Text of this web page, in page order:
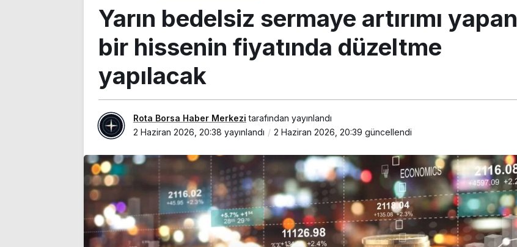
Yarın bedelsiz sermaye artırımı yapan
bir hissenin fiyatında düzeltme
yapılacak
Rota Borsa Haber Merkezi tarafından yayınlandı
2 Haziran 2026, 20:38 yayınlandı 2 Haziran 2026, 20:39 güncellendi